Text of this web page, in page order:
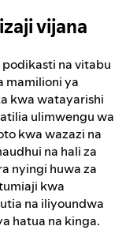
vijana
na vitabu
mamilioni ya
kwa watayarishi
ulimwengu wa
kwa wazazi na
na hali za
nyingi huwa za
kwa
na iliyoundwa
hatua na kinga.